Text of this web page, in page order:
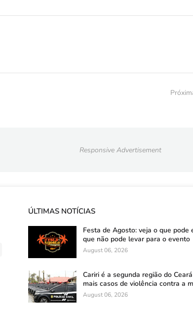
Responsive Advertisement
ÚLTIMAS NOTÍCIAS
Festa de Agosto: veja o que pode
que não pode levar para o evento
August 06, 2026
Cariri é a segunda região do
mais casos de violência contra a
August 06, 2026